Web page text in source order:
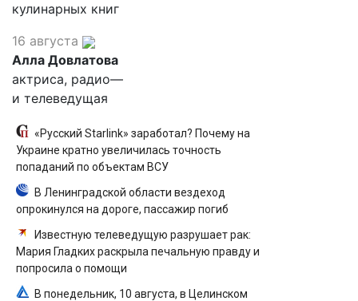
кулинарных книг
16 августа
Алла Довлатова
актриса, радио—
и телеведущая
«Русский Starlink» заработал? Почему на
Украине кратно увеличилась точность
попаданий по объектам ВСУ
В Ленинградской области вездеход
опрокинулся на дороге, пассажир погиб
Известную телеведущую разрушает рак:
Мария Гладких раскрыла печальную правду и
попросила о помощи
В понедельник, 10 августа, в Целинском